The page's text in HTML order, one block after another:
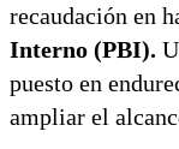
recaudación en
Interno (PBI).
puesto en
ampliar el